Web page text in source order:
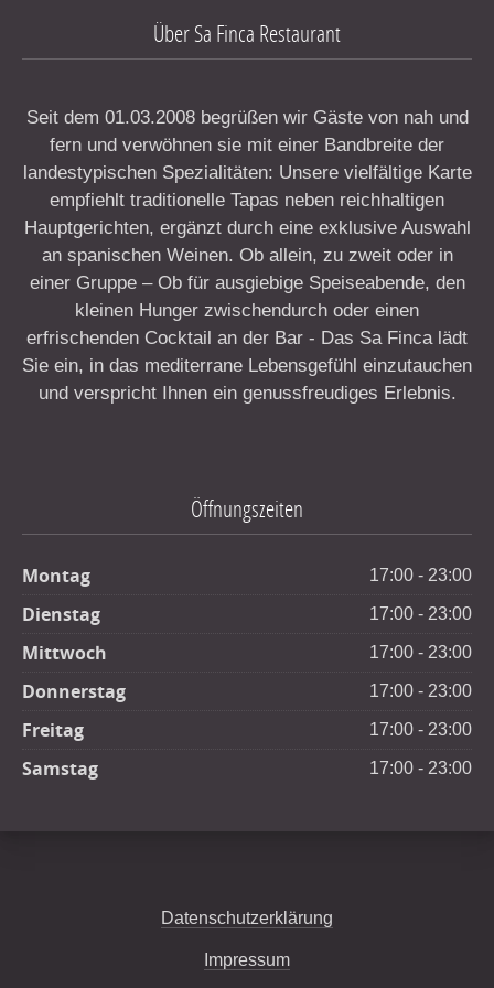
Über Sa Finca Restaurant
Seit dem 01.03.2008 begrüßen wir Gäste von nah und
fern und verwöhnen sie mit einer Bandbreite der
landestypischen Spezialitäten: Unsere vielfältige Karte
empfiehlt traditionelle Tapas neben reichhaltigen
Hauptgerichten, ergänzt durch eine exklusive Auswahl
an spanischen Weinen. Ob allein, zu zweit oder in
einer Gruppe – Ob für ausgiebige Speiseabende, den
kleinen Hunger zwischendurch oder einen
erfrischenden Cocktail an der Bar - Das Sa Finca lädt
Sie ein, in das mediterrane Lebensgefühl einzutauchen
und verspricht Ihnen ein genussfreudiges Erlebnis.
Öffnungszeiten
Montag 17:00 - 23:00
Dienstag 17:00 - 23:00
Mittwoch 17:00 - 23:00
Donnerstag 17:00 - 23:00
Freitag 17:00 - 23:00
Samstag 17:00 - 23:00
Datenschutzerklärung
Impressum